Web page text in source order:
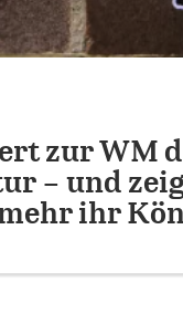
zur WM
– und
ihr